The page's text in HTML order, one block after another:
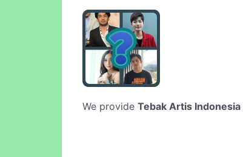
We provide Tebak Artis Indonesia